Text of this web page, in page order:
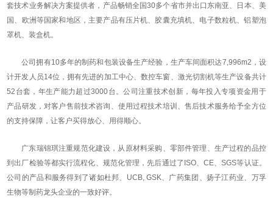
套技术业务解决方案提供者，产品畅销全国30多个省市并出口东南亚、日本、美
国、欧洲等国家和地区，主要产品有压片机、胶囊充填机、电子数粒机、铝塑泡
罩机、装盒机。
公司拥有10多年的制药和包装设备生产经验，生产车间面积达7,996m2，设
计开发人员14位，拥有先进的加工中心、数控车窗、激光切割机等生产设备共计
52台套，年生产能力超过3000台。公司注重技术创新，每年投入专项资金用于
产品研发，对客户售前技术咨询、使用过程技术培训、售后技术服务给予全方位
的支持保障，让客户买得放心、用得顺心。
广东瑞锦琪注重规范化建设，从原材料采购、零部件管理、生产过程的品控
到出厂检验等都实行流程化、规范化管理，先后通过了ISO、CE、SGS等认证。
公司的产品和服务得到了诸如杜邦、UCB, GSK、广药集团、扬子江药业、万孚
生物等制药龙头企业的一致好评。